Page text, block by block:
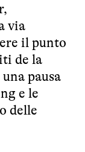
via
il punto
de la
pausa
e le
delle